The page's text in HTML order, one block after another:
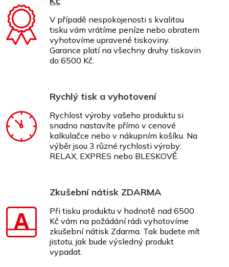
V případě nespokojenosti s kvalitou
tisku vám vrátíme peníze nebo obratem
vyhotovíme upravené tiskoviny.
Garance platí na všechny druhy tiskovin
do 6500 Kč.
Rychlý tisk a vyhotovení
Rychlost výroby vašeho produktu si
snadno nastavíte přímo v cenové
kalkulačce nebo v nákupním košíku. Na
výběr jsou 3 různé rychlosti výroby:
RELAX, EXPRES nebo BLESKOVĚ.
Zkušební nátisk ZDARMA
Při tisku produktu v hodnotě nad 6500
Kč vám na požádání rádi vyhotovíme
zkušební nátisk Zdarma. Tak budete mít
jistotu, jak bude výsledný produkt
vypadat.